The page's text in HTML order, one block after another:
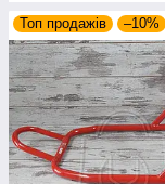
Топ продажів –10%